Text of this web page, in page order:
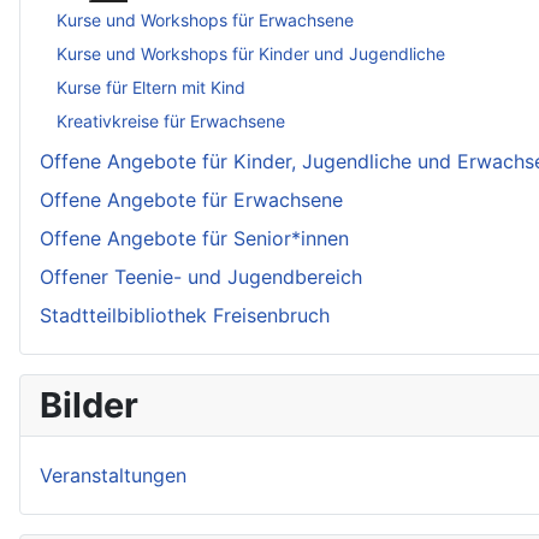
Kurse und Workshops für Erwachsene
Kurse und Workshops für Kinder und Jugendliche
Kurse für Eltern mit Kind
Kreativkreise für Erwachsene
Offene Angebote für Kinder, Jugendliche und
Offene Angebote für Erwachsene
Offene Angebote für Senior*innen
Offener Teenie- und Jugendbereich
Stadtteilbibliothek Freisenbruch
Bilder
Veranstaltungen